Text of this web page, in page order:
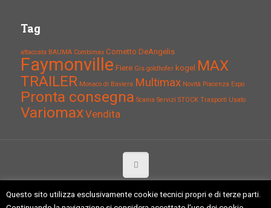
Tag
attaccata BAUMA Combimax Cometto DeAngelis
Faymonville Fiere Gis goldhofer kogel MAX
TRAILER Monaco di Baviera Multimax Novità Piacenza Expo
Pronta consegna Scania Servizi STOCK Trasporti Usato
VariomaxVendita
Copyright 2015 Tagliaferri Giuliano S.r.l. - 29017 Fiorenzuola (PC) -
P.iva: 01317860334 C.F.:01317860334 -Politica della qualità-
Questo sito utilizza esclusivamente cookie tecnici propri e di terze parti.